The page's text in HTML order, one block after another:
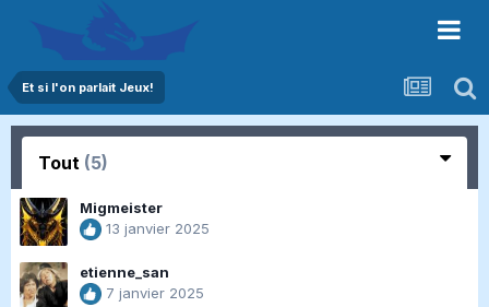
Et si l'on parlait Jeux!
Tout (5)
Migmeister
13 janvier 2025
etienne_san
7 janvier 2025